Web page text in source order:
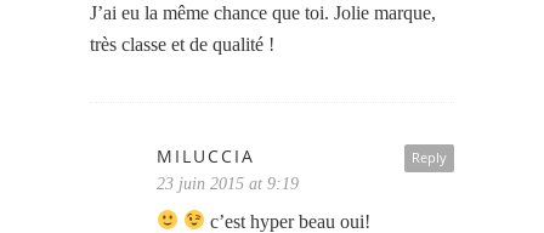
J’ai eu la même chance que toi. Jolie marque,
très classe et de qualité !
Reply
MILUCCIA
23 juin 2015 at 9:19
c’est hyper beau oui!